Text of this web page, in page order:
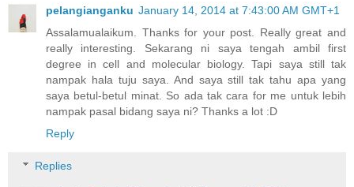
pelangianganku January 14, 2014 at 7:43:00 AM GMT+1
Assalamualaikum. Thanks for your post. Really great and
really interesting. Sekarang ni saya tengah ambil first
degree in cell and molecular biology. Tapi saya still tak
nampak hala tuju saya. And saya still tak tahu apa yang
saya betul-betul minat. So ada tak cara for me untuk lebih
nampak pasal bidang saya ni? Thanks a lot :D
Reply
Replies